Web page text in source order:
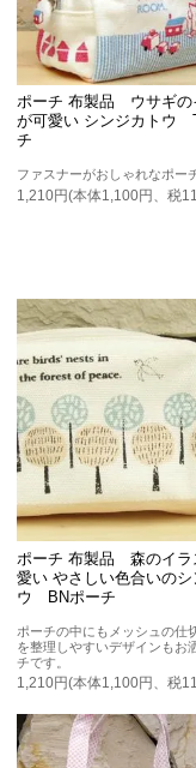
ポーチ 布製品 ウサギの
が可愛い シンジカトウ
チ
ファスナーがおしゃれなポー
1,210円(本体1,100円、税
ポーチ 布製品 森のイラ
愛い やさしい色合いのシ
ウ BNポーチ
ポーチの中にもメッシュの仕
を整理しやすいデザインもお
チです。
1,210円(本体1,100円、税